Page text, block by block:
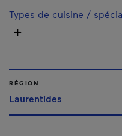
Types de cuisine /
RÉGION
Laurentides